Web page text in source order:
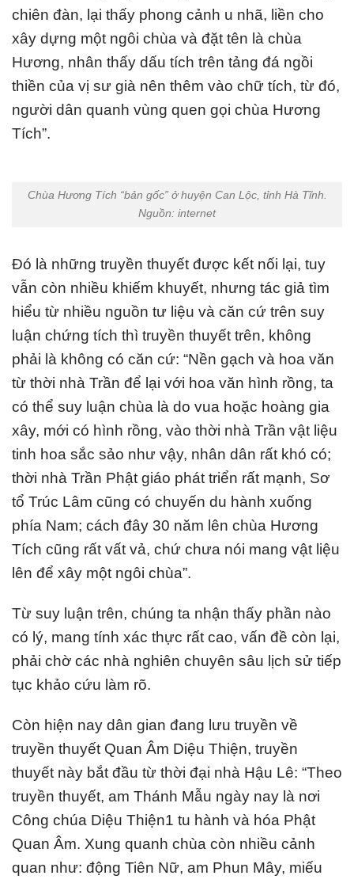
chiên đàn, lại thấy phong cảnh u nhã, liền cho
xây dựng một ngôi chùa và đặt tên là chùa
Hương, nhân thấy dấu tích trên tảng đá ngồi
thiền của vị sư già nên thêm vào chữ tích, từ đó,
người dân quanh vùng quen gọi chùa Hương
Tích”.
Chùa Hương Tích “bản gốc” ở huyện Can Lộc, tỉnh Hà Tĩnh.
Nguồn: internet
Đó là những truyền thuyết được kết nối lại, tuy
vẫn còn nhiều khiếm khuyết, nhưng tác giả tìm
hiểu từ nhiều nguồn tư liệu và căn cứ trên suy
luận chứng tích thì truyền thuyết trên, không
phải là không có căn cứ: “Nền gạch và hoa văn
từ thời nhà Trần để lại với hoa văn hình rồng, ta
có thể suy luận chùa là do vua hoặc hoàng gia
xây, mới có hình rồng, vào thời nhà Trần vật liệu
tinh hoa sắc sảo như vậy, nhân dân rất khó có;
thời nhà Trần Phật giáo phát triển rất mạnh, Sơ
tổ Trúc Lâm cũng có chuyến du hành xuống
phía Nam; cách đây 30 năm lên chùa Hương
Tích cũng rất vất vả, chứ chưa nói mang vật liệu
lên để xây một ngôi chùa”.
Từ suy luận trên, chúng ta nhận thấy phần nào
có lý, mang tính xác thực rất cao, vấn đề còn lại,
phải chờ các nhà nghiên chuyên sâu lịch sử tiếp
tục khảo cứu làm rõ.
Còn hiện nay dân gian đang lưu truyền về
truyền thuyết Quan Âm Diệu Thiện, truyền
thuyết này bắt đầu từ thời đại nhà Hậu Lê: “Theo
truyền thuyết, am Thánh Mẫu ngày nay là nơi
Công chúa Diệu Thiện1 tu hành và hóa Phật
Quan Âm. Xung quanh chùa còn nhiều cảnh
quan như: động Tiên Nữ, am Phun Mây, miếu